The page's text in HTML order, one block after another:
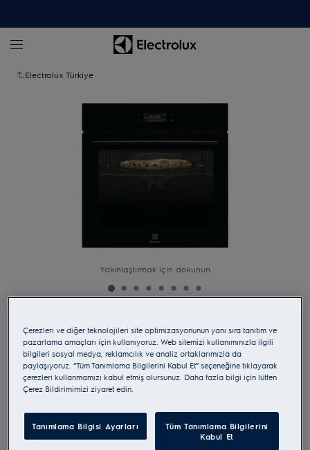
Electrolux Türkiye
Yakınlaştırmak için dokunun
LOX8P87WZ
MealAssist with PizzaExpert
0 (0)
Çerezleri ve diğer teknolojileri site optimizasyonunun yanı sıra tanıtım ve
pazarlama amaçları için kullanıyoruz. Web sitemizi kullanımınızla ilgili
bilgileri sosyal medya, reklamcılık ve analiz ortaklarımızla da
paylaşıyoruz. “Tüm Tanımlama Bilgilerini Kabul Et” seçeneğine tıklayarak
çerezleri kullanmamızı kabul etmiş olursunuz. Daha fazla bilgi için lütfen
Çerez Bildirimimizi ziyaret edin.
Tanımlama Bilgisi Ayarları
Tüm Tanımlama Bilgilerini
Kabul Et